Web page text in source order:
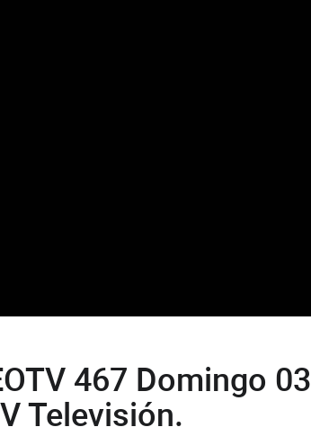
467 Domingo 03
Televisión.